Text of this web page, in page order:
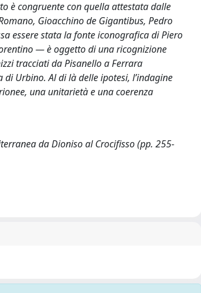
è congruente con quella attestata dalle
Gioacchino de Gigantibus, Pedro
essere stata la fonte iconografica di Piero
— è oggetto di una ricognizione
tracciati da Pisanello a Ferrara
Urbino. Al di là delle ipotesi, l’indagine
una unitarietà e una coerenza
da Dioniso al Crocifisso (pp. 255-